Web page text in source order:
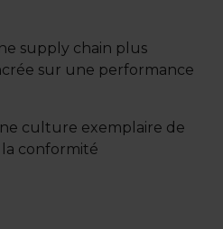
supply chain plus
sur une performance
culture exemplaire de
la conformité